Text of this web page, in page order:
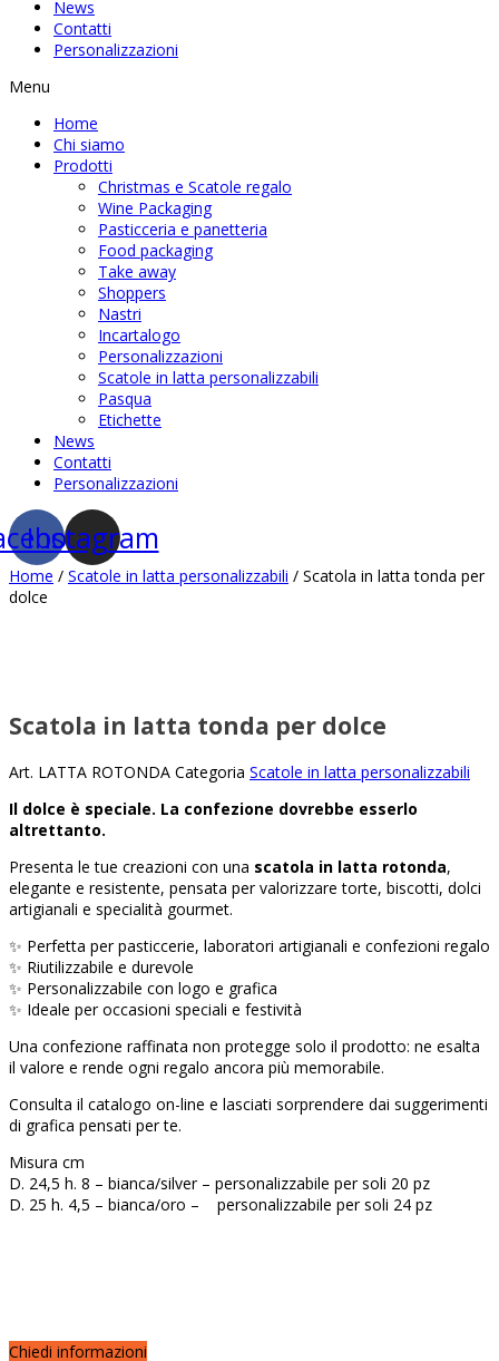
News
Contatti
Personalizzazioni
Menu
Home
Chi siamo
Prodotti
Christmas e Scatole regalo
Wine Packaging
Pasticceria e panetteria
Food packaging
Take away
Shoppers
Nastri
Incartalogo
Personalizzazioni
Scatole in latta personalizzabili
Pasqua
Etichette
News
Contatti
Personalizzazioni
Instagram
Home / Scatole in latta personalizzabili / Scatola in latta tonda per
dolce
Scatola in latta tonda per dolce
Art. LATTA ROTONDA Categoria Scatole in latta personalizzabili
Il dolce è speciale. La confezione dovrebbe esserlo
altrettanto.
Presenta le tue creazioni con una scatola in latta rotonda,
elegante e resistente, pensata per valorizzare torte, biscotti, dolci
artigianali e specialità gourmet.
✨ Perfetta per pasticcerie, laboratori artigianali e confezioni regalo
✨ Riutilizzabile e durevole
✨ Personalizzabile con logo e grafica
✨ Ideale per occasioni speciali e festività
Una confezione raffinata non protegge solo il prodotto: ne esalta
il valore e rende ogni regalo ancora più memorabile.
Consulta il catalogo on-line e lasciati sorprendere dai suggerimenti
di grafica pensati per te.
Misura cm
D. 24,5 h. 8 – bianca/silver – personalizzabile per soli 20 pz
D. 25 h. 4,5 – bianca/oro – personalizzabile per soli 24 pz
Chiedi informazioni